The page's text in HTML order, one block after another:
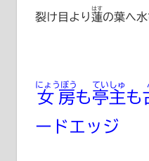
裂け目より蓮
はす
の葉へ
女房
にょうぼう
も亭主
ていしゅ
も
ードエッジ